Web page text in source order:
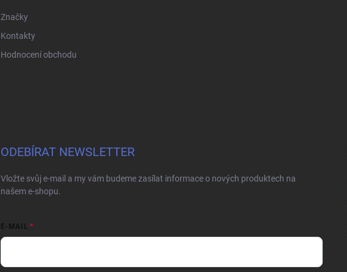
Značky
Kontakty
Hodnocení obchodu
ODEBÍRAT NEWSLETTER
Vložte svůj e-mail a my vám budeme zasílat informace o nových produktech na
našem e-shopu.
E-MAIL